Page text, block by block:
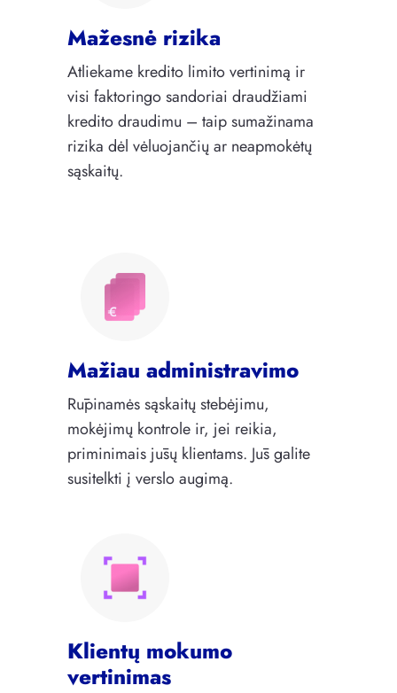
Mažesnė rizika
Atliekame kredito limito vertinimą ir
visi faktoringo sandoriai draudžiami
kredito draudimu – taip sumažinama
rizika dėl vėluojančių ar neapmokėtų
sąskaitų.
Mažiau administravimo
Rūpinamės sąskaitų stebėjimu,
mokėjimų kontrole ir, jei reikia,
priminimais jūsų klientams. Jūs galite
susitelkti į verslo augimą.
Klientų mokumo
vertinimas